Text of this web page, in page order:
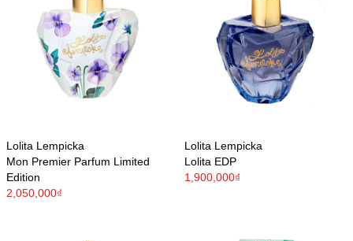
Lolita Lempicka
Mon Premier Parfum Limited
Edition
2,050,000₫
Lolita Lempicka
Lolita EDP
1,900,000₫